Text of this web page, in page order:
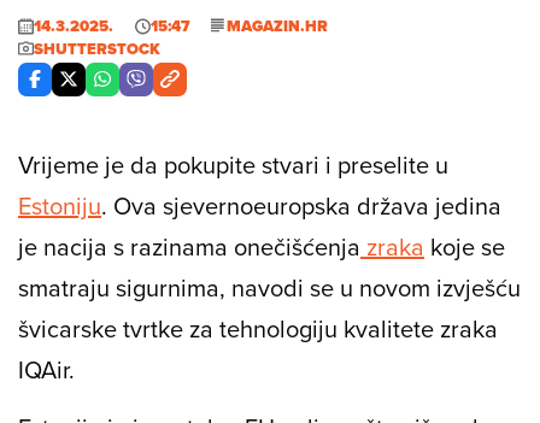
14.3.2025. 15:47
MAGAZIN.HR
SHUTTERSTOCK
Vrijeme je da pokupite stvari i preselite u
Estoniju. Ova sjevernoeuropska država jedina
je nacija s razinama onečišćenja zraka koje se
smatraju sigurnima, navodi se u novom izvješću
švicarske tvrtke za tehnologiju kvalitete zraka
IQAir.